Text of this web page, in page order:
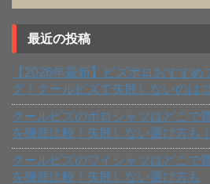
最近の投稿
【2026年最新】ビズポロおすす
グ！クールビズで失敗しないのは
クールビズのポロシャツはどこで
を徹底比較！失敗しない選び方も
クールビズのワイシャツはどこで
を徹底比較！失敗しない選び方も